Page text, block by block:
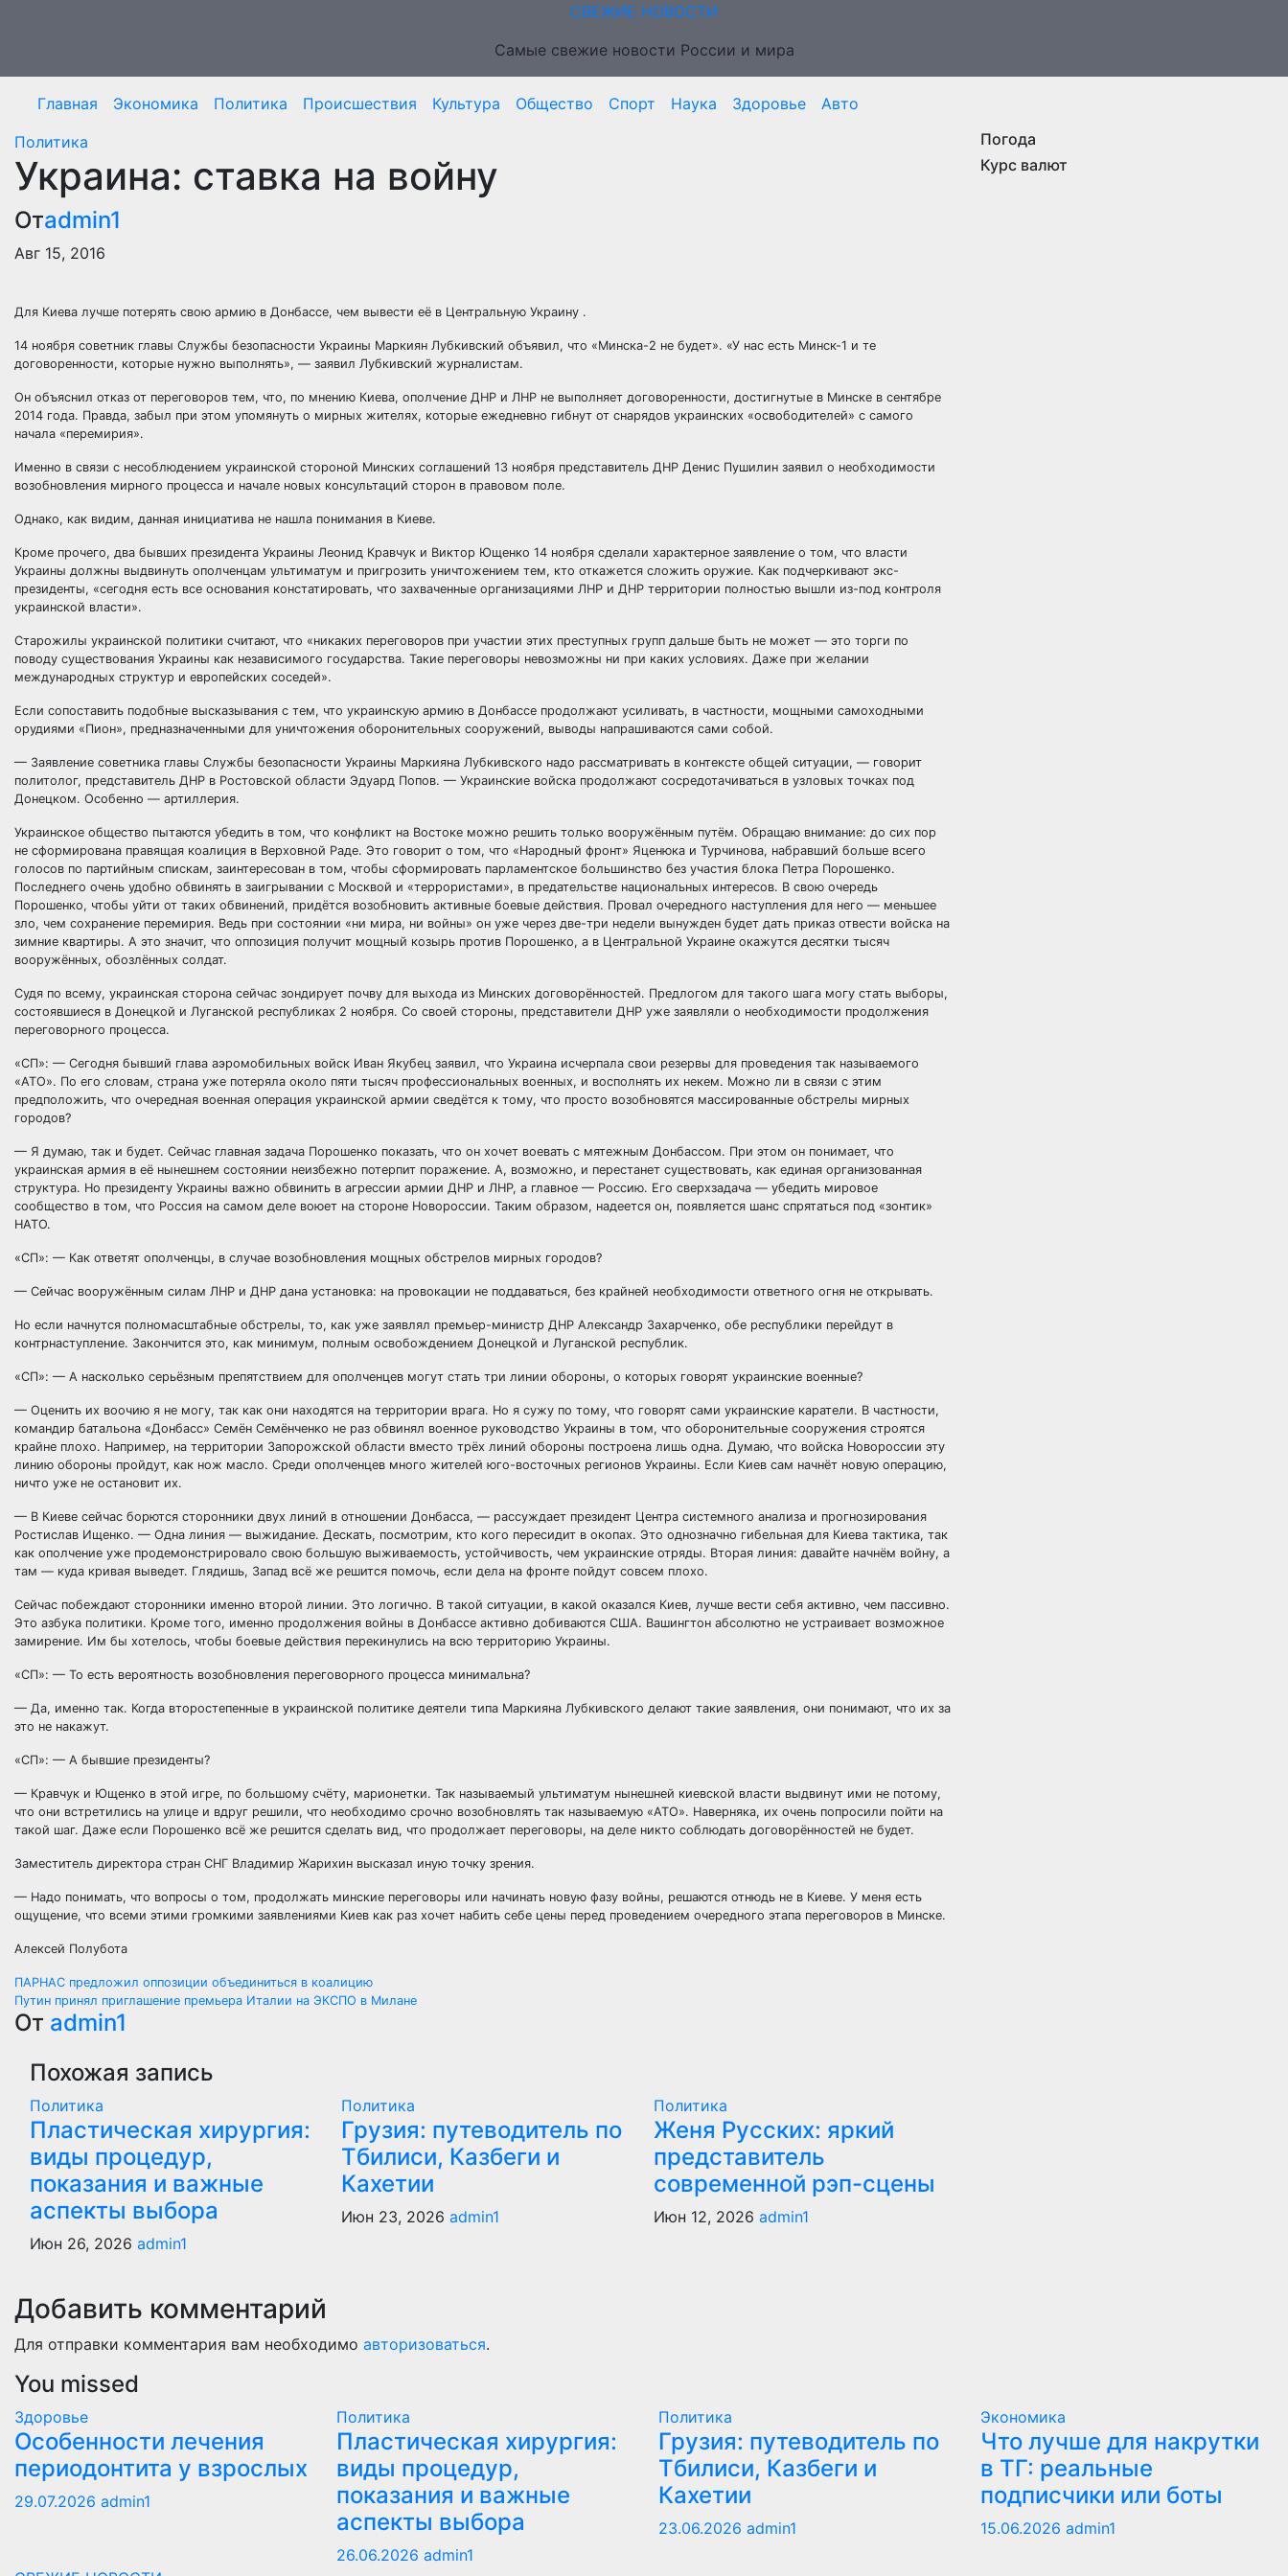
СВЕЖИЕ НОВОСТИ
Самые свежие новости России и мира
Главная Экономика Политика Происшествия Культура Общество Спорт Наука Здоровье
Авто
Политика
Украина: ставка на войну
Отadmin1
Авг 15, 2016
Для Киева лучше потерять свою армию в Донбассе, чем вывести её в Центральную Украину .
14 ноября советник главы Службы безопасности Украины Маркиян Лубкивский объявил, что «Минска-2 не будет». «У нас есть Минск-1 и те
договоренности, которые нужно выполнять», — заявил Лубкивский журналистам.
Он объяснил отказ от переговоров тем, что, по мнению Киева, ополчение ДНР и ЛНР не выполняет договоренности, достигнутые в Минске в сентябре
2014 года. Правда, забыл при этом упомянуть о мирных жителях, которые ежедневно гибнут от снарядов украинских «освободителей» с самого
начала «перемирия».
Именно в связи с несоблюдением украинской стороной Минских соглашений 13 ноября представитель ДНР Денис Пушилин заявил о необходимости
возобновления мирного процесса и начале новых консультаций сторон в правовом поле.
Однако, как видим, данная инициатива не нашла понимания в Киеве.
Кроме прочего, два бывших президента Украины Леонид Кравчук и Виктор Ющенко 14 ноября сделали характерное заявление о том, что власти
Украины должны выдвинуть ополченцам ультиматум и пригрозить уничтожением тем, кто откажется сложить оружие. Как подчеркивают экс-
президенты, «сегодня есть все основания констатировать, что захваченные организациями ЛНР и ДНР территории полностью вышли из-под контроля
украинской власти».
Старожилы украинской политики считают, что «никаких переговоров при участии этих преступных групп дальше быть не может — это торги по
поводу существования Украины как независимого государства. Такие переговоры невозможны ни при каких условиях. Даже при желании
международных структур и европейских соседей».
Если сопоставить подобные высказывания с тем, что украинскую армию в Донбассе продолжают усиливать, в частности, мощными самоходными
орудиями «Пион», предназначенными для уничтожения оборонительных сооружений, выводы напрашиваются сами собой.
— Заявление советника главы Службы безопасности Украины Маркияна Лубкивского надо рассматривать в контексте общей ситуации, — говорит
политолог, представитель ДНР в Ростовской области Эдуард Попов. — Украинские войска продолжают сосредотачиваться в узловых точках под
Донецком. Особенно — артиллерия.
Украинское общество пытаются убедить в том, что конфликт на Востоке можно решить только вооружённым путём. Обращаю внимание: до сих пор
не сформирована правящая коалиция в Верховной Раде. Это говорит о том, что «Народный фронт» Яценюка и Турчинова, набравший больше всего
голосов по партийным спискам, заинтересован в том, чтобы сформировать парламентское большинство без участия блока Петра Порошенко.
Последнего очень удобно обвинять в заигрывании с Москвой и «террористами», в предательстве национальных интересов. В свою очередь
Порошенко, чтобы уйти от таких обвинений, придётся возобновить активные боевые действия. Провал очередного наступления для него — меньшее
зло, чем сохранение перемирия. Ведь при состоянии «ни мира, ни войны» он уже через две-три недели вынужден будет дать приказ отвести войска на
зимние квартиры. А это значит, что оппозиция получит мощный козырь против Порошенко, а в Центральной Украине окажутся десятки тысяч
вооружённых, обозлённых солдат.
Судя по всему, украинская сторона сейчас зондирует почву для выхода из Минских договорённостей. Предлогом для такого шага могу стать выборы,
состоявшиеся в Донецкой и Луганской республиках 2 ноября. Со своей стороны, представители ДНР уже заявляли о необходимости продолжения
переговорного процесса.
«СП»: — Сегодня бывший глава аэромобильных войск Иван Якубец заявил, что Украина исчерпала свои резервы для проведения так называемого
«АТО». По его словам, страна уже потеряла около пяти тысяч профессиональных военных, и восполнять их некем. Можно ли в связи с этим
предположить, что очередная военная операция украинской армии сведётся к тому, что просто возобновятся массированные обстрелы мирных
городов?
— Я думаю, так и будет. Сейчас главная задача Порошенко показать, что он хочет воевать с мятежным Донбассом. При этом он понимает, что
украинская армия в её нынешнем состоянии неизбежно потерпит поражение. А, возможно, и перестанет существовать, как единая организованная
структура. Но президенту Украины важно обвинить в агрессии армии ДНР и ЛНР, а главное — Россию. Его сверхзадача — убедить мировое
сообщество в том, что Россия на самом деле воюет на стороне Новороссии. Таким образом, надеется он, появляется шанс спрятаться под «зонтик»
НАТО.
«СП»: — Как ответят ополченцы, в случае возобновления мощных обстрелов мирных городов?
— Сейчас вооружённым силам ЛНР и ДНР дана установка: на провокации не поддаваться, без крайней необходимости ответного огня не открывать.
Но если начнутся полномасштабные обстрелы, то, как уже заявлял премьер-министр ДНР Александр Захарченко, обе республики перейдут в
контрнаступление. Закончится это, как минимум, полным освобождением Донецкой и Луганской республик.
«СП»: — А насколько серьёзным препятствием для ополченцев могут стать три линии обороны, о которых говорят украинские военные?
— Оценить их воочию я не могу, так как они находятся на территории врага. Но я сужу по тому, что говорят сами украинские каратели. В частности,
командир батальона «Донбасс» Семён Семёнченко не раз обвинял военное руководство Украины в том, что оборонительные сооружения строятся
крайне плохо. Например, на территории Запорожской области вместо трёх линий обороны построена лишь одна. Думаю, что войска Новороссии эту
линию обороны пройдут, как нож масло. Среди ополченцев много жителей юго-восточных регионов Украины. Если Киев сам начнёт новую операцию,
ничто уже не остановит их.
— В Киеве сейчас борются сторонники двух линий в отношении Донбасса, — рассуждает президент Центра системного анализа и прогнозирования
Ростислав Ищенко. — Одна линия — выжидание. Дескать, посмотрим, кто кого пересидит в окопах. Это однозначно гибельная для Киева тактика, так
как ополчение уже продемонстрировало свою большую выживаемость, устойчивость, чем украинские отряды. Вторая линия: давайте начнём войну, а
там — куда кривая выведет. Глядишь, Запад всё же решится помочь, если дела на фронте пойдут совсем плохо.
Сейчас побеждают сторонники именно второй линии. Это логично. В такой ситуации, в какой оказался Киев, лучше вести себя активно, чем пассивно.
Это азбука политики. Кроме того, именно продолжения войны в Донбассе активно добиваются США. Вашингтон абсолютно не устраивает возможное
замирение. Им бы хотелось, чтобы боевые действия перекинулись на всю территорию Украины.
«СП»: — То есть вероятность возобновления переговорного процесса минимальна?
— Да, именно так. Когда второстепенные в украинской политике деятели типа Маркияна Лубкивского делают такие заявления, они понимают, что их за
это не накажут.
«СП»: — А бывшие президенты?
— Кравчук и Ющенко в этой игре, по большому счёту, марионетки. Так называемый ультиматум нынешней киевской власти выдвинут ими не потому,
что они встретились на улице и вдруг решили, что необходимо срочно возобновлять так называемую «АТО». Наверняка, их очень попросили пойти на
такой шаг. Даже если Порошенко всё же решится сделать вид, что продолжает переговоры, на деле никто соблюдать договорённостей не будет.
Заместитель директора стран СНГ Владимир Жарихин высказал иную точку зрения.
— Надо понимать, что вопросы о том, продолжать минские переговоры или начинать новую фазу войны, решаются отнюдь не в Киеве. У меня есть
ощущение, что всеми этими громкими заявлениями Киев как раз хочет набить себе цены перед проведением очередного этапа переговоров в Минске.
Алексей Полубота
Навигация
по
записям
ПАРНАС предложил оппозиции объединиться в коалицию
Путин принял приглашение премьера Италии на ЭКСПО в Милане
От admin1
Похожая запись
Политика
Пластическая хирургия:
виды процедур,
показания и важные
аспекты выбора
Июн 26, 2026 admin1
Политика
Грузия: путеводитель по
Тбилиси, Казбеги и
Кахетии
Июн 23, 2026admin1
Политика
Женя Русских: яркий
представитель
современной рэп-сцены
Июн 12, 2026 admin1
Добавить комментарий
Для отправки комментария вам необходимо авторизоваться.
Погода
Курс валют
You missed
Здоровье
Особенности лечения
периодонтита у взрослых
29.07.2026 admin1
Политика
Пластическая хирургия:
виды процедур,
показания и важные
аспекты выбора
26.06.2026 admin1
Политика
Грузия: путеводитель по
Тбилиси, Казбеги и
Кахетии
23.06.2026 admin1
Экономика
Что лучше для накрутки
в ТГ: реальные
подписчики или боты
15.06.2026 admin1